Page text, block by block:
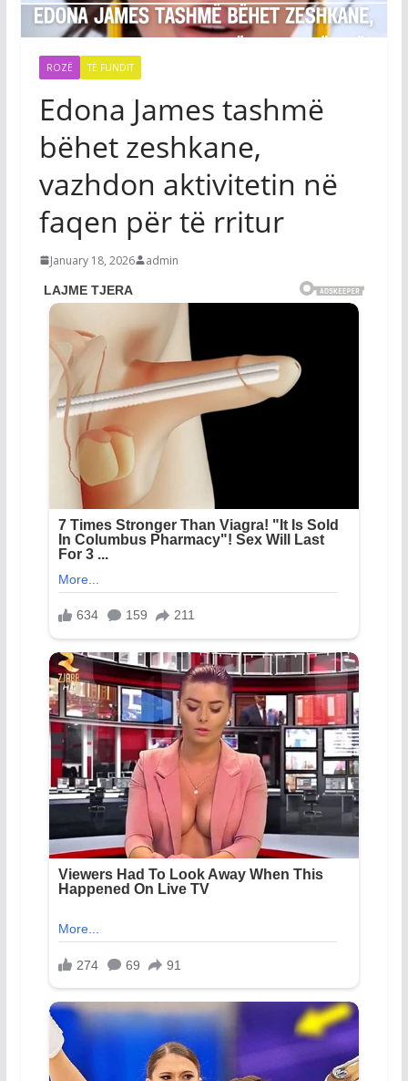
ROZË TË FUNDIT
Edona James tashmë
bëhet zeshkane,
vazhdon aktivitetin në
faqen për të rritur
January 18, 2026 admin